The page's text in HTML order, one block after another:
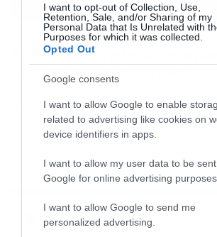
I want to opt-out of Collection, Use,
Retention, Sale, and/or Sharing of my
Personal Data that Is Unrelated with
Purposes for which it was collected.
Opted Out
Google consents
I want to allow Google to enable
related to advertising like cookies on
device identifiers in apps.
I want to allow my user data to be
Google for online advertising purposes.
I want to allow Google to send me
personalized advertising.
05/11/2018 22:00
Το πιο αστείο πλήρωμα
έχει υπάρξει ποτέ (video)
Θα πέσετε κάτω από τα γέλια… Το
να σου συμβεί σε μια πτήση είναι να
σου… χαλαρός και να μην έχεις την
Ωστόσο, το συγκεκριμένο πλήρωμα
Μετά από λίγη ώρα όλο το αεροπλάνο
Ροή Ειδήσεων